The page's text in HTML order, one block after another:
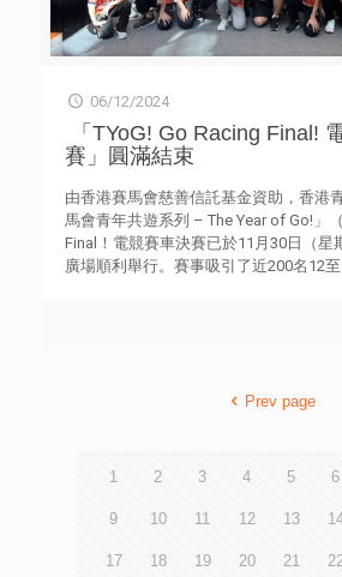
06/12/2024
「TYoG! Go Racing Final!
賽」圓滿結束
由香港賽馬會慈善信託基金資助，香港
馬會青年共遊系列 – The Year of Go!」
Final！電競賽車決賽已於11月30日（星
廣場順利舉行。賽事吸引了近200名12
成績最快的前3名共27名車手晉級決賽
電競賽車奧運選手周天浩出席機構邀請
有機會於明年1月前往廣東國際賽車場進
外，計劃培訓的賽事青年旁評述員倪樂
評也贏得了商場全場的掌聲。 Go
活動。詳情請留意IG：HKFYGTYOG。
Prev page
1 2 3 4 5 6
9 10 11 12 13
17 18 19 20 21